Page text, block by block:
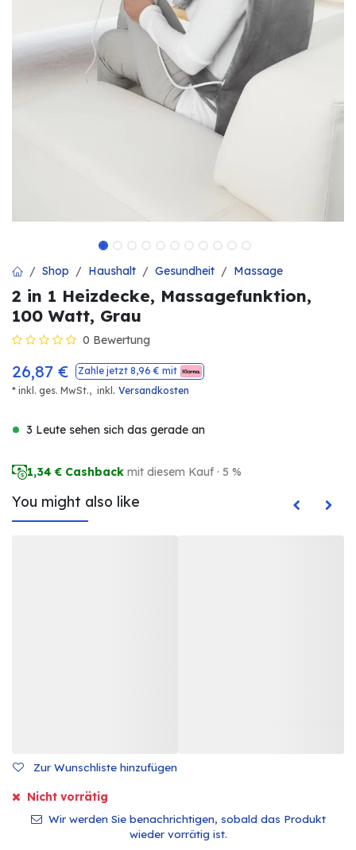
Shop Haushalt Gesundheit Massage
2 in 1 Heizdecke, Massagefunktion,
100 Watt, Grau
0 Bewertung
26,87 € Zahle jetzt 8,96 € mit
* inkl. ges. MwSt., inkl . Versandkosten
3 Leute sehen sich das gerade an
1,34 € Cashback mit diesem Kauf · 5 %
You might also like
Zur Wunschliste hinzufügen
Nicht vorrätig
Wir werden Sie benachrichtigen, sobald das Produkt
wieder vorrätig ist.